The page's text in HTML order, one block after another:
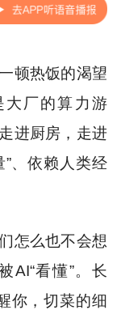
顿热饭的渴望
大厂的算力游
进厨房，走进
”、依赖人类经
怎么也不会想
AI“看懂”。长
你，切菜的细